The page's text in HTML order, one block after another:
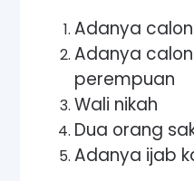
Adanya
Adanya
perempuan
Wali nikah
Dua orang
Adanya ijab